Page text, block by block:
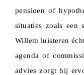
pensioen of
situaties zoals een
Willem luisteren
agenda of
advies zorgt hij